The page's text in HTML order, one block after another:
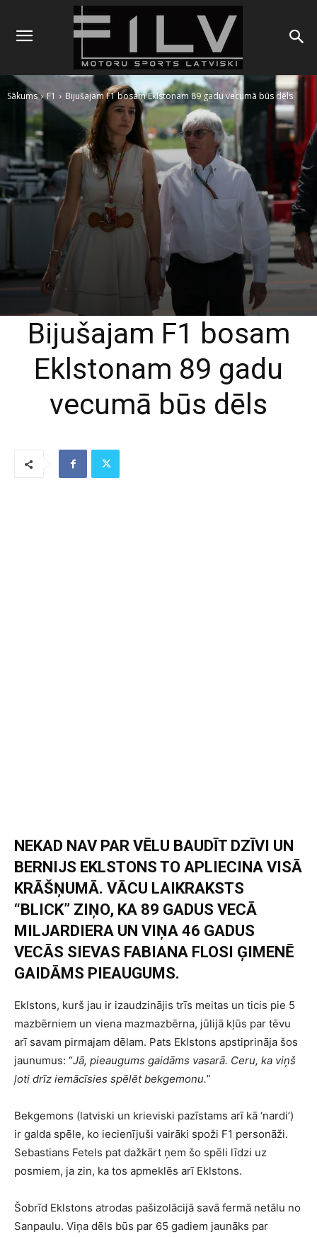
Sākums F1 Bijušajam F1 bosam Eklstonam 89 gadu vecumā būs dēls
Bijušajam F1 bosam
Eklstonam 89 gadu
vecumā būs dēls
NEKAD NAV PAR VĒLU BAUDĪT DZĪVI UN
BERNIJS EKLSTONS TO APLIECINA VISĀ
KRĀŠŅUMĀ. VĀCU LAIKRAKSTS
“BLICK” ZIŅO, KA 89 GADUS VECĀ
MILJARDIERA UN VIŅA 46 GADUS
VECĀS SIEVAS FABIANA FLOSI ĢIMENĒ
GAIDĀMS PIEAUGUMS.
Eklstons, kurš jau ir izaudzinājis trīs meitas un ticis pie 5
mazbērniem un viena mazmazbērna, jūlijā kļūs par tēvu
arī savam pirmajam dēlam. Pats Eklstons apstiprināja šos
jaunumus: “Jā, pieaugums gaidāms vasarā. Ceru, ka viņš
ļoti drīz iemācīsies spēlēt bekgemonu.”
Bekgemons (latviski un krieviski pazīstams arī kā ‘nardi’)
ir galda spēle, ko iecienījuši vairāki spoži F1 personāži.
Sebastians Fetels pat dažkārt ņem šo spēli līdzi uz
posmiem, ja zin, ka tos apmeklēs arī Eklstons.
Šobrīd Eklstons atrodas pašizolācijā savā fermā netālu no
Sanpaulu. Viņa dēls būs par 65 gadiem jaunāks par